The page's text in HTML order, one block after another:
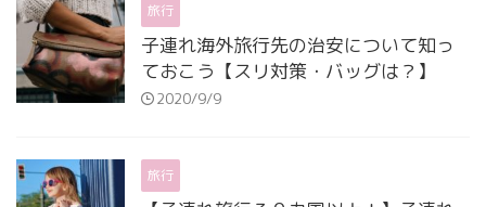
旅行
子連れ海外旅行先の治安について知っ
ておこう【スリ対策・バッグは？】
2020/9/9
旅行